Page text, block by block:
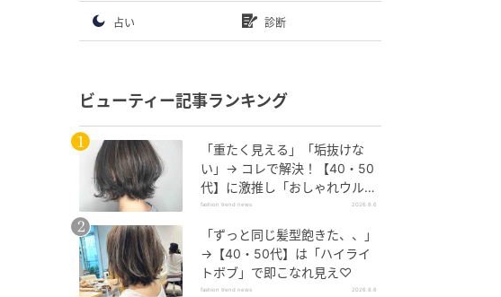
占い 診断
ビューティー記事ランキング
「重たく見える」「垢抜けな
い」→ コレで解決！【40・50
代】に激推し「おしゃれウル
フ」
fashion trend news 2026.8.6
「ずっと同じ髪型飽きた、、」
→【40・50代】は「ハイライ
トボブ」で即こなれ見え♡
fashion trend news 2026.8.6